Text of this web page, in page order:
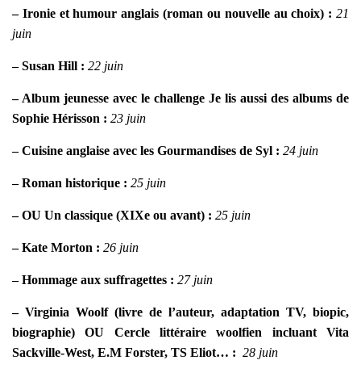
– Ironie et humour anglais (roman ou nouvelle au choix) : 21
juin
– Susan Hill : 22 juin
– Album jeunesse avec le challenge Je lis aussi des albums de
Sophie Hérisson : 23 juin
– Cuisine anglaise avec les Gourmandises de Syl : 24 juin
– Roman historique : 25 juin
– OU Un classique (XIXe ou avant) : 25 juin
– Kate Morton : 26 juin
– Hommage aux suffragettes : 27 juin
– Virginia Woolf (livre de l’auteur, adaptation TV, biopic,
biographie) OU Cercle littéraire woolfien incluant Vita
Sackville-West, E.M Forster, TS Eliot… : 28 juin